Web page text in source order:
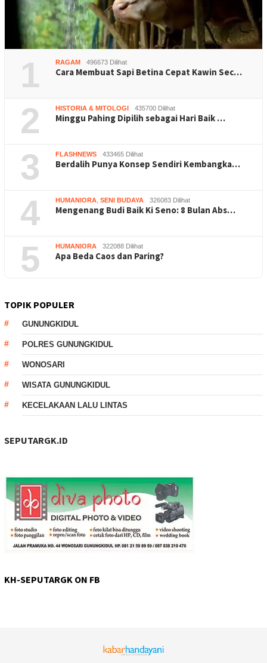
1 RAGAM 496673 Dilihat
Cara Membuat Sapi Betina Cepat Kawin Sec…
2 HISTORIA & MITOLOGI 435700 Dilihat
Minggu Pahing Dipilih sebagai Hari Baik …
3 FLASHNEWS 433465 Dilihat
Berdalih Punya Konsep Sendiri Kembangka…
4 HUMANIORA SENI BUDAYA 326083 Dilihat
Mengenang Budi Baik Ki Seno: 8 Bulan Abs…
5 HUMANIORA 322088 Dilihat
Apa Beda Caos dan Paring?
TOPIK POPULER
GUNUNGKIDUL
POLRES GUNUNGKIDUL
WONOSARI
WISATA GUNUNGKIDUL
KECELAKAAN LALU LINTAS
SEPUTARGK.ID
KH-SEPUTARGK ON FB